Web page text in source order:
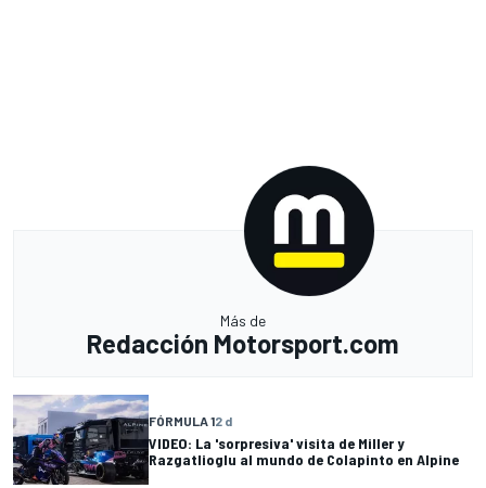
Más de
Redacción Motorsport.com
FÓRMULA 12 d
VIDEO: La 'sorpresiva' visita de Miller y
Razgatlioglu al mundo de Colapinto en Alpine